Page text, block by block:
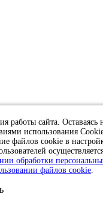
данных
работы сайта. Оставаясь
использования
файлов cookie в
обработки
файлов cookie.